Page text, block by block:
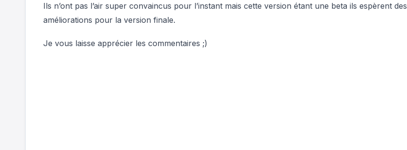
Ils n’ont pas l’air super convaincus pour l’instant mais cette version étant une beta ils espèrent des
améliorations pour la version finale.
Je vous laisse apprécier les commentaires ;)